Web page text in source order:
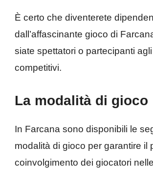
È certo che diventerete
dall’affascinante gioco di
siate spettatori o partecipanti
competitivi.
La modalità di gioco
In Farcana sono disponibili le
modalità di gioco per garantire il
coinvolgimento dei giocatori nelle